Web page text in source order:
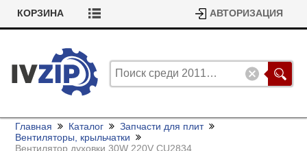
КОРЗИНА АВТОРИЗАЦИЯ
Главная Каталог
Запчасти для плит
Вентиляторы, крыльчатки
Вентилятор духовки 30W 220V CU2834